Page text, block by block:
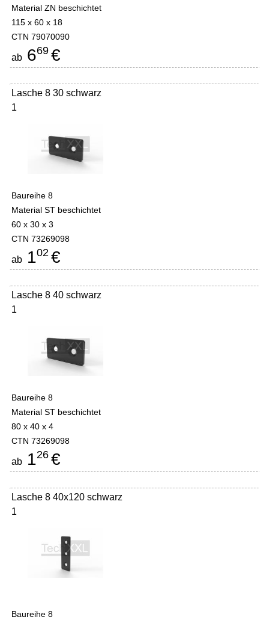
Material ZN beschichtet
115 x 60 x 18
CTN 79070090
ab 669 €
Lasche 8 30 schwarz
1
Baureihe 8
Material ST beschichtet
60 x 30 x 3
CTN 73269098
ab 102 €
Lasche 8 40 schwarz
1
Baureihe 8
Material ST beschichtet
80 x 40 x 4
CTN 73269098
ab 126 €
Lasche 8 40x120 schwarz
1
Baureihe 8